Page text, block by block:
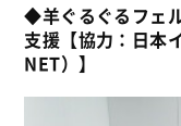
◆羊ぐるぐるフェ
支援【協力：日本
NET）】